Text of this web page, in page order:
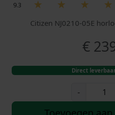
9.3
Citizen NJ0210-05E
€
Direct
-
t